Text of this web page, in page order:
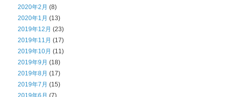
2020年2月 (8)
2020年1月 (13)
2019年12月 (23)
2019年11月 (17)
2019年10月 (11)
2019年9月 (18)
2019年8月 (17)
2019年7月 (15)
2019年6月 (7)